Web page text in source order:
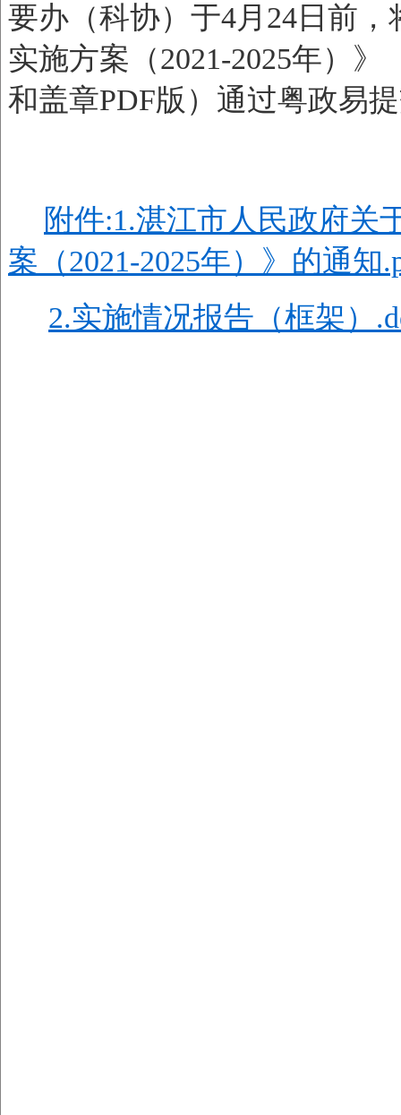
要办（科协）于4月24日前
实施方案（2021-2025年）
和盖章PDF版）通过粤政易
附件:1.湛江市人民政府关
案（2021-2025年）》的通知
2.实施情况报告（框架）